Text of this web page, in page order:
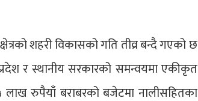
शहरी विकासको गति तीव्र बन्दै गएको छ
र स्थानीय सरकारको समन्वयमा एकीकृत
लाख रुपैयाँ बराबरको बजेटमा नालीसहितका